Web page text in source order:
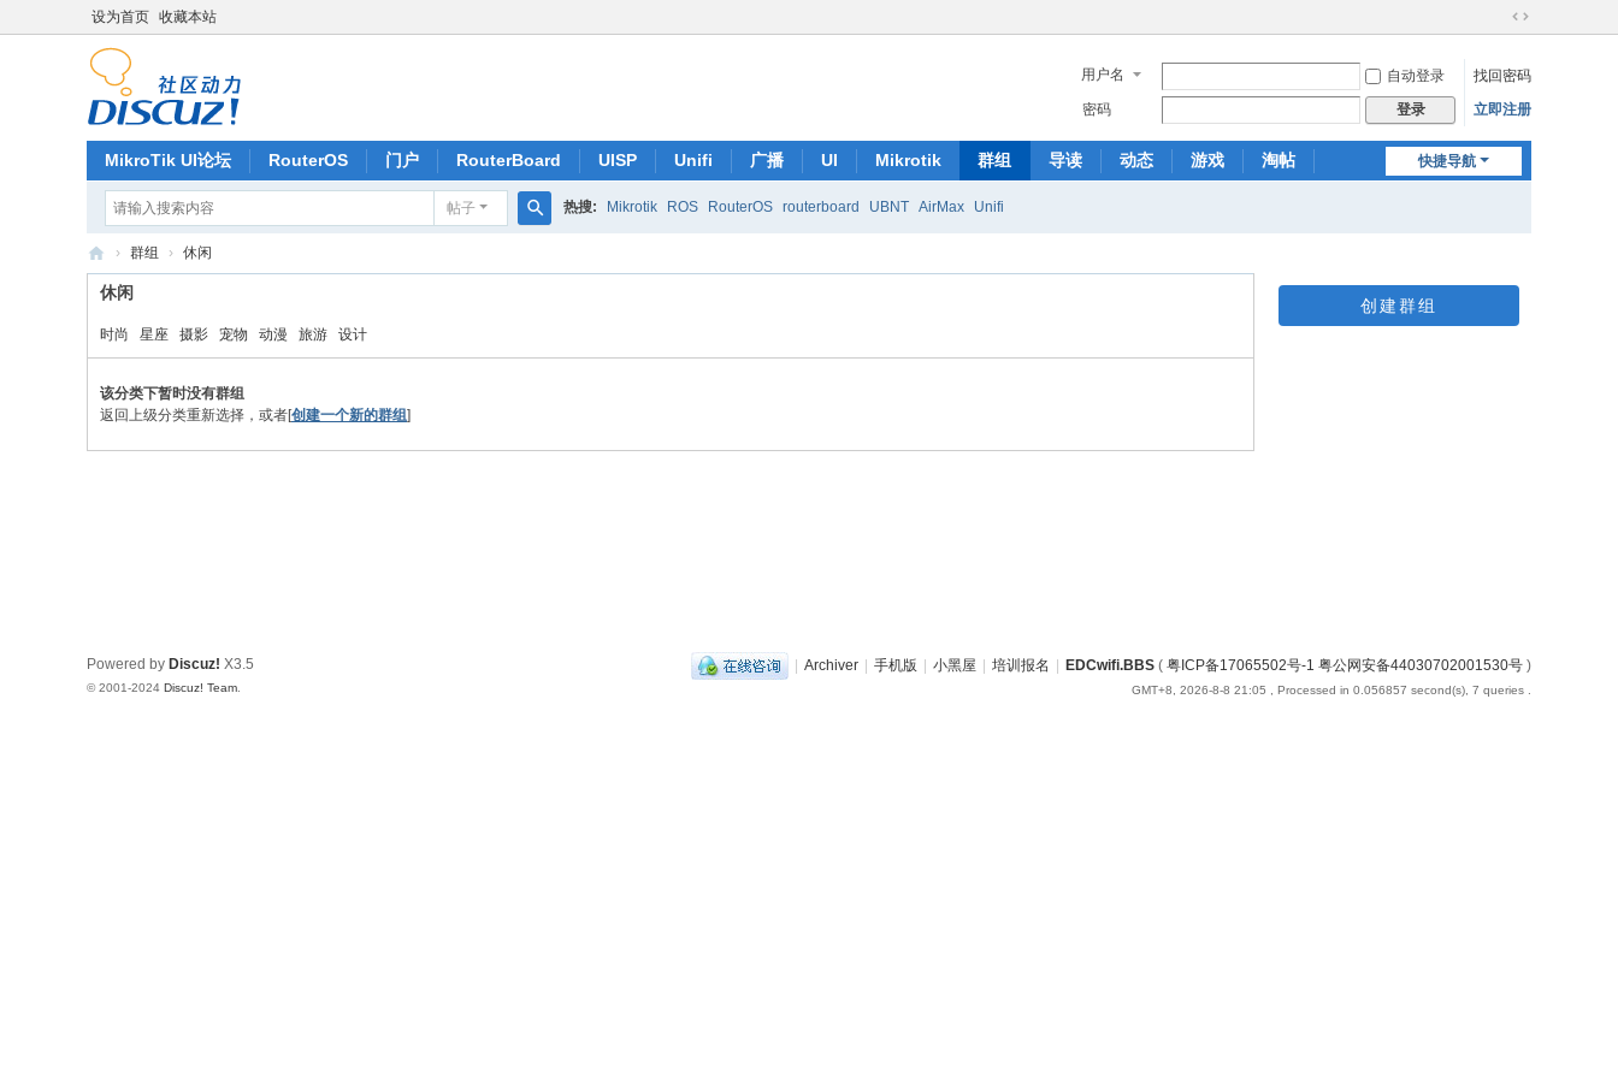
设为首页 收藏本站
切
到
宽
用户名 自动登录
找回密码
密码
登录 立即注册
快捷导航
MikroTik UI论坛 RouterOS 门户 RouterBoard UISP Unifi 广播 UI Mikrotik 群组 导读 动态 游戏
淘帖
帖子
索
热搜: Mikrotik ROS RouterOS routerboard UBNT AirMax Unifi
深
捷
联
讯
司
› 群组 › 休闲
休闲
时尚 星座 摄影 宠物 动漫 旅游 设计
该分类下暂时没有群组
返回上级分类重新选择，或者[创建一个新的群组]
创建群组
| Archiver | 手机版 | 小黑屋 | 培训报名 | EDCwifi.BBS ( 粤ICP备17065502号-1 粤公网安备44030702001530号 )
GMT+8, 2026-8-8 21:05 , Processed in 0.056857 second(s), 7 queries .
Powered by Discuz! X3.5
© 2001-2024 Discuz! Team